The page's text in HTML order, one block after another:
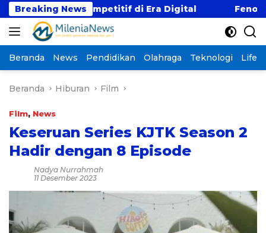
Langsung
ke
konten
Breaking News
Gaji Kompetitif di Era Digital Fenomena
Beranda News Pendidikan Olahraga Teknologi
Beranda Hiburan Film
Film, News
Keseruan Series KJTK Season 2
Hadir dengan 8 Episode
Nadya Nurrahmah
11 Desember 2023